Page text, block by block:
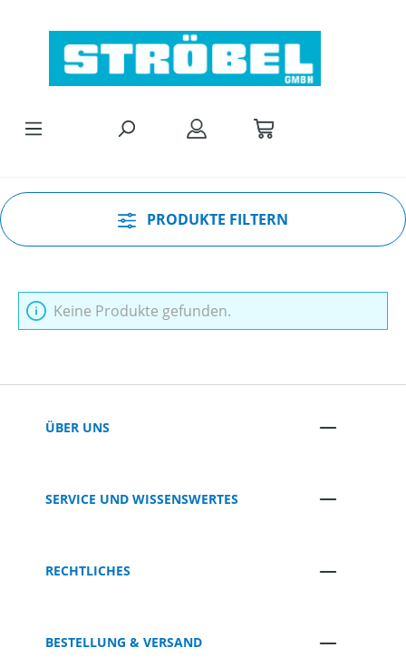
PRODUKTE FILTERN
Keine Produkte gefunden.
ÜBER UNS
SERVICE UND WISSENSWERTES
RECHTLICHES
BESTELLUNG & VERSAND